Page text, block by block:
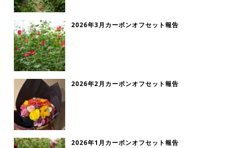
2026年3月カーボンオフセット報告
2026年2月カーボンオフセット報告
2026年1月カーボンオフセット報告